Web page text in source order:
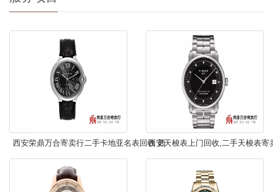
西安荣鼎万合寄卖行二手卡地亚名表回收 西西安天梭表上门回收,二手天梭表寄